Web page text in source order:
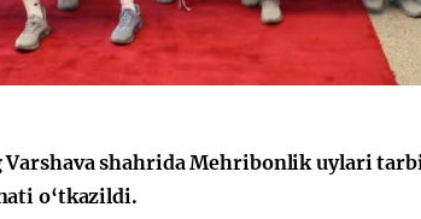
Varshava shahrida Mehribonlik uylari
o‘tkazildi.